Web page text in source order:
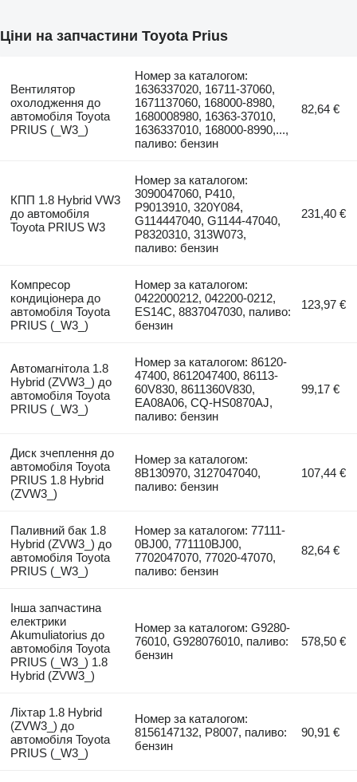
Ціни на запчастини Toyota Prius
Вентилятор
охолодження до
автомобіля Toyota
PRIUS (_W3_)
Номер за каталогом:
1636337020, 16711-37060,
1671137060, 168000-8980,
1680008980, 16363-37010,
1636337010, 168000-8990,...,
паливо: бензин
82,64 €
КПП 1.8 Hybrid VW3
до автомобіля
Toyota PRIUS W3
Номер за каталогом:
3090047060, P410,
P9013910, 320Y084,
G114447040, G1144-47040,
P8320310, 313W073,
паливо: бензин
231,40 €
Компресор
кондиціонера до
автомобіля Toyota
PRIUS (_W3_)
Номер за каталогом:
0422000212, 042200-0212,
ES14C, 8837047030, паливо:
бензин
123,97 €
Автомагнітола 1.8
Hybrid (ZVW3_) до
автомобіля Toyota
PRIUS (_W3_)
Номер за каталогом: 86120-
47400, 8612047400, 86113-
60V830, 8611360V830,
EA08A06, CQ-HS0870AJ,
паливо: бензин
99,17 €
Диск зчеплення до
автомобіля Toyota
PRIUS 1.8 Hybrid
(ZVW3_)
Номер за каталогом:
8B130970, 3127047040,
паливо: бензин
107,44 €
Паливний бак 1.8
Hybrid (ZVW3_) до
автомобіля Toyota
PRIUS (_W3_)
Номер за каталогом: 77111-
0BJ00, 771110BJ00,
7702047070, 77020-47070,
паливо: бензин
82,64 €
Інша запчастина
електрики
Akumuliatorius до
автомобіля Toyota
PRIUS (_W3_) 1.8
Hybrid (ZVW3_)
Номер за каталогом: G9280-
76010, G928076010, паливо:
бензин
578,50 €
Ліхтар 1.8 Hybrid
(ZVW3_) до
автомобіля Toyota
PRIUS (_W3_)
Номер за каталогом:
8156147132, P8007, паливо:
бензин
90,91 €